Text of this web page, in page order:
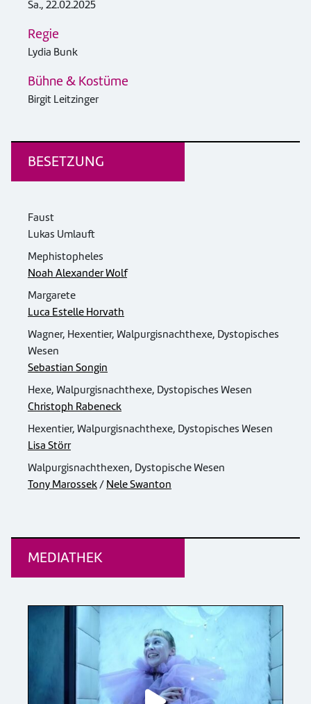
Sa., 22.02.2025
Regie
Lydia Bunk
Bühne & Kostüme
Birgit Leitzinger
BESETZUNG
Faust
Lukas Umlauft
Mephistopheles
Noah Alexander Wolf
Margarete
Luca Estelle Horvath
Wagner, Hexentier, Walpurgisnachthexe, Dystopisches
Wesen
Sebastian Songin
Hexe, Walpurgisnachthexe, Dystopisches Wesen
Christoph Rabeneck
Hexentier, Walpurgisnachthexe, Dystopisches Wesen
Lisa Störr
Walpurgisnachthexen, Dystopische Wesen
Tony Marossek/ Nele Swanton
MEDIATHEK